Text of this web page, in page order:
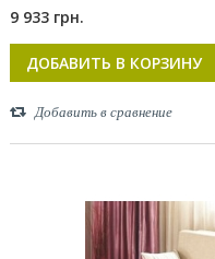
9 933 грн.
ДОБАВИТЬ В КОРЗИНУ
Добавить в сравнение